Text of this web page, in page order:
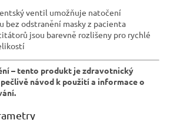
ventil umožňuje natočení
bez odstranění masky z pacienta
jsou barevně rozlišeny pro rychlé
– tento produkt je zdravotnický
návod k použití a informace o